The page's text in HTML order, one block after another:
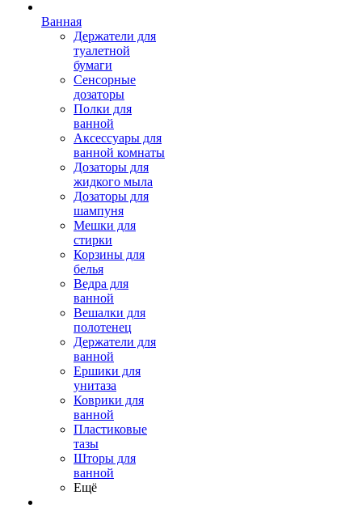
Ванная
Держатели для
туалетной
бумаги
Сенсорные
дозаторы
Полки для
ванной
Аксессуары для
ванной комнаты
Дозаторы для
жидкого мыла
Дозаторы для
шампуня
Мешки для
стирки
Корзины для
белья
Ведра для
ванной
Вешалки для
полотенец
Держатели для
ванной
Ершики для
унитаза
Коврики для
ванной
Пластиковые
тазы
Шторы для
ванной
Ещё